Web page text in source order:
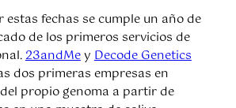
estas fechas se cumple un año de
de los primeros servicios de
23andMeyDecode Genetics
dos primeras empresas en
propio genoma a partir de